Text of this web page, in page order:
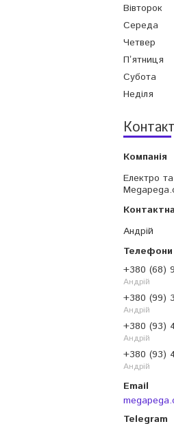
Вівторок
Середа
Четвер
Пʼятниця
Субота
Неділя
Електро
Андрій
+380 (68)
Андрій
+380 (99)
Андрій
+380 (93)
Андрій
+380 (93)
Андрій